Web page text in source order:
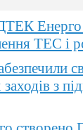
Енерго
ТЕС і
з